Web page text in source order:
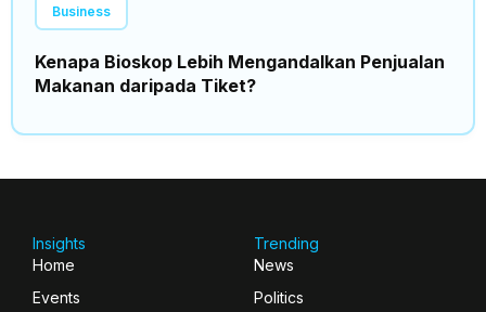
Business
Kenapa Bioskop Lebih Mengandalkan Penjualan
Makanan daripada Tiket?
Insights
Home
Events
Trending
News
Politics